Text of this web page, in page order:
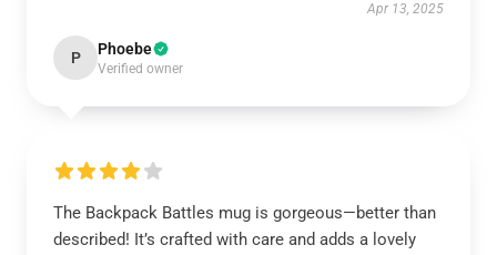
Apr 13, 2025
P Phoebe
Verified owner
The Backpack Battles mug is gorgeous—better than
described! It’s crafted with care and adds a lovely